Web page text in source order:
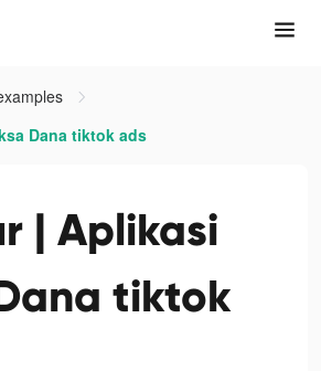
Dana tiktok ads
| Aplikasi
tiktok